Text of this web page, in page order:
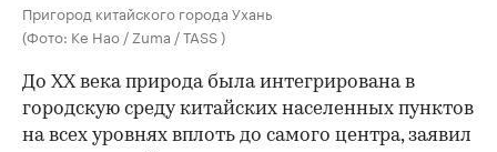
Пригород китайского города Ухань
(Фото: Ke Hao / Zuma / TASS )
До XX века природа была интегрирована в
городскую среду китайских населенных пунктов
на всех уровнях вплоть до самого центра, заявил